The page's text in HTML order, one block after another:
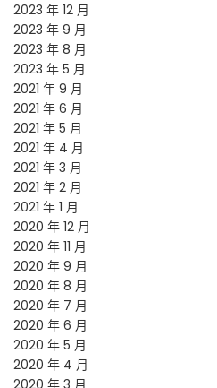
2023 年 12 月
2023 年 9 月
2023 年 8 月
2023 年 5 月
2021 年 9 月
2021 年 6 月
2021 年 5 月
2021 年 4 月
2021 年 3 月
2021 年 2 月
2021 年 1 月
2020 年 12 月
2020 年 11 月
2020 年 9 月
2020 年 8 月
2020 年 7 月
2020 年 6 月
2020 年 5 月
2020 年 4 月